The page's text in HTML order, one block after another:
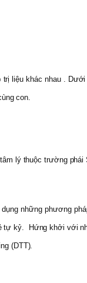
liệu khác nhau .
con.
lý thuộc trường
những phương
tự kỷ. Hứng khởi với
(DTT).